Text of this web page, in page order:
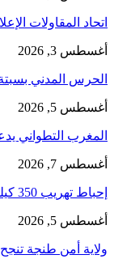
اتحاد المقاولات
أغسطس 3, 2026
الحرس المدني
أغسطس 5, 2026
المغرب التطواني
أغسطس 7, 2026
إحباط تهريب 350 كيلوغرامًا من الشيرا محشوة داخل قوالب…
أغسطس 5, 2026
ولاية أمن طنجة